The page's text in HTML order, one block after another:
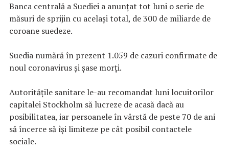
Banca centrală a Suediei a anunţat tot luni o serie de
măsuri de sprijin cu acelaşi total, de 300 de miliarde de
coroane suedeze.
Suedia numără în prezent 1.059 de cazuri confirmate de
noul coronavirus şi şase morţi.
Autorităţile sanitare le-au recomandat luni locuitorilor
capitalei Stockholm să lucreze de acasă dacă au
posibilitatea, iar persoanele în vârstă de peste 70 de ani
să încerce să îşi limiteze pe cât posibil contactele
sociale.